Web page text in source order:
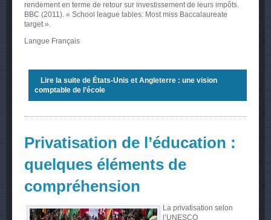
rendement en terme de retour sur investissement de leurs impôts.
BBC (2011). « School league tables: Most miss Baccalaureate
target ».
Langue Français
Lire la suite de États-Unis et Angleterre : une vision
comptable de l’école
Privatisation de l’éducation :
quelques éléments de
compréhension
La privatisation selon
l’UNESCO